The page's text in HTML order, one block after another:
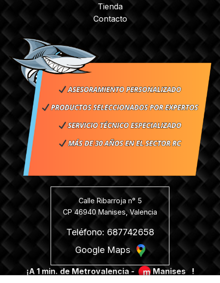
Tienda
Contacto
Calle Ribarroja n° 5
CP 46940 Manises, Valencia
Teléfono: 687742658
Google Maps
¡A 1 min. de Metrovalencia - Manises !